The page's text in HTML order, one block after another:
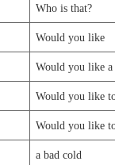
Who is that?
Would you like
Would you like a
Would you like
Would you like
a bad cold